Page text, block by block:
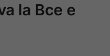
la Bce e